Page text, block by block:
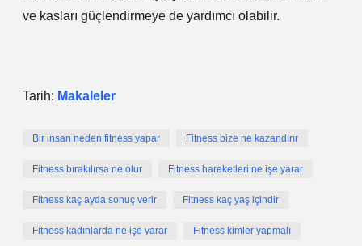
ve kasları güçlendirmeye de yardımcı olabilir.
Tarih: Makaleler
Bir insan neden fitness yapar Fitness bize ne kazandırır
Fitness bırakılırsa ne olur Fitness hareketleri ne işe yarar
Fitness kaç ayda sonuç verir Fitness kaç yaş içindir
Fitness kadınlarda ne işe yarar Fitness kimler yapmalı